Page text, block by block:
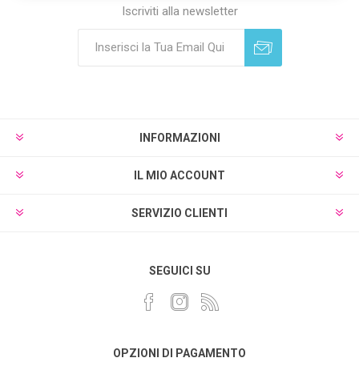
Iscriviti alla newsletter
INFORMAZIONI
IL MIO ACCOUNT
SERVIZIO CLIENTI
SEGUICI SU
OPZIONI DI PAGAMENTO